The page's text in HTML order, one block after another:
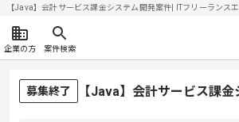
【Java】会計サービス課金システム開発案件| ITフリーラン
企業の方 案件検索
募集終了 【Java】会計サービス課